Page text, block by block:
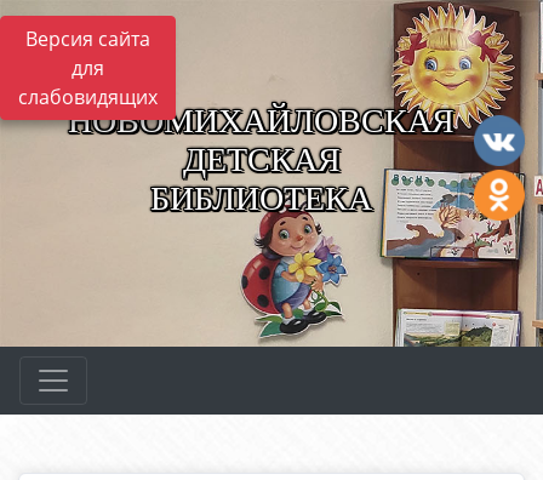
Версия сайта
для
слабовидящих
НОВОМИХАЙЛОВСКАЯ
ДЕТСКАЯ
БИБЛИОТЕКА